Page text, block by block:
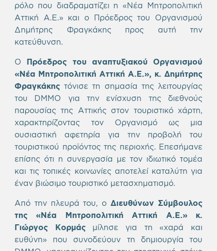
ρόλο που διαδραματίζει η «Νέα Μητροπολιτική
Αττική Α.Ε.» και ο Πρόεδρος του Οργανισμού
Δημήτρης Φραγκάκης προς αυτή την
κατεύθυνση.
Ο Πρόεδρος του αναπτυξιακού Οργανισμού
«Νέα Μητροπολιτική Αττική Α.Ε.», κ. Δημήτρης
Φραγκάκης τόνισε τη σημασία της λειτουργίας
του DMMO για την ενίσχυση της διεθνούς
παρουσίας της Αττικής στον τουριστικό χάρτη,
χαρακτηρίζοντας τον Οργανισμό ως μια
ουσιαστική αφετηρία για την προβολή του
τουριστικού προϊόντος της περιοχής. Επεσήμανε
επίσης ότι η συνεργασία με τον ιδιωτικό τομέα
και τις τοπικές κοινωνίες αποτελεί καταλύτη για
έναν βιώσιμο τουριστικό μετασχηματισμό.
Από την πλευρά του, ο Διευθύνων Σύμβουλος
της «Νέα Μητροπολιτική Αττική Α.Ε.» κ.
Γιώργος
Κορμάςμίλησε για τη «χαρά και
ευθύνη» που συνοδεύουν τη δημιουργία του